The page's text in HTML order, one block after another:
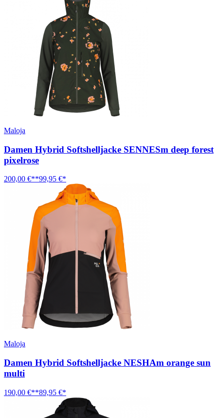
Maloja
Damen Hybrid Softshelljacke SENNESm deep forest
pixelrose
200,00 €**99,95 €*
Maloja
Damen Hybrid Softshelljacke NESHAm orange sun
multi
190,00 €**89,95 €*